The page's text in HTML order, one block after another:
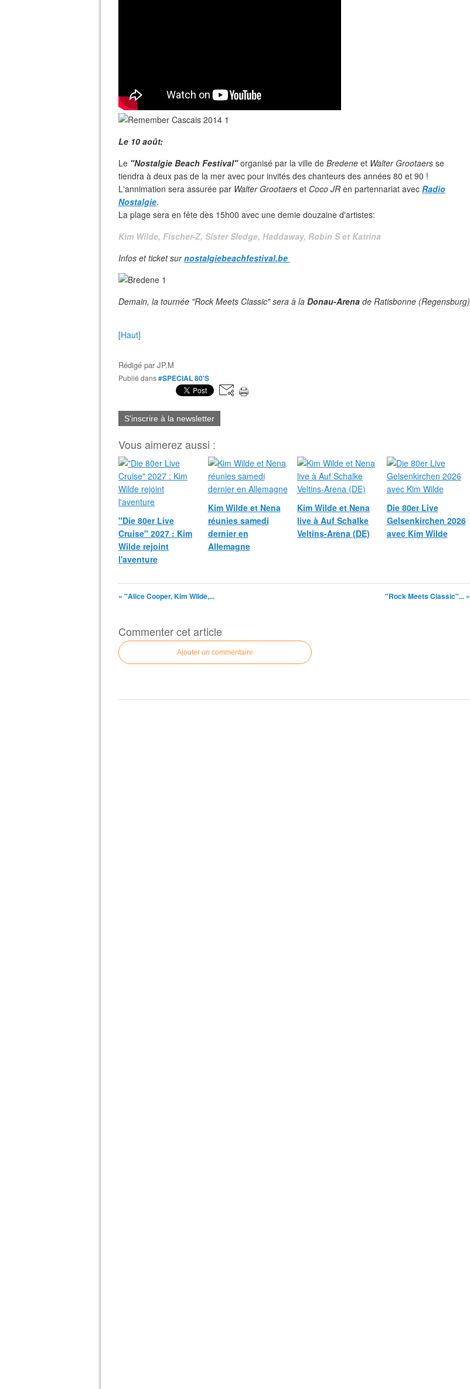
Le 10 août:
Le "Nostalgie Beach Festival"organisé par la ville de Bredene et Walter Grootaers se
tiendra à deux pas de la mer avec pour invités des chanteurs des années 80 et 90 !
L'annimation sera assurée par Walter Grootaers et Coco JR en partennariat avec Radio
Nostalgie.
La plage sera en fête dès 15h00 avec une demie douzaine d'artistes:
Kim Wilde, Fischer-Z, Sister Sledge, Haddaway, Robin S et Katrina
Infos et ticket sur nostalgiebeachfestival.be
Demain, la tournée "Rock Meets Classic" sera à la Donau-Arena de Ratisbonne (Regensburg)
[Haut]
Rédigé parJP.M
Publié dans#SPECIAL 80'S
S'inscrire à la newsletter
Vous aimerez aussi :
"Die 80er Live
Cruise" 2027 : Kim
Wilde rejoint
l'aventure
Kim Wilde et Nena
réunies samedi
dernier en
Allemagne
Kim Wilde et Nena
live à Auf Schalke
Veltins-Arena (DE)
Die 80er Live
Gelsenkirchen 2026
avec Kim Wilde
« "Alice Cooper, Kim Wilde,... "Rock Meets Classic"... »
Commenter cet article
Ajouter un commentaire